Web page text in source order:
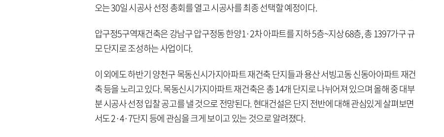
오는 30일 시공사 선정 총회를 열고 시공사를 최종 선택할 예정이다.
압구정5구역재건축은 강남구 압구정동 한양1·2차 아파트를 지하 5층~지상 68층, 총 1397가구 규
모 단지로 조성하는 사업이다.
이 외에도 하반기 양천구 목동신시가지아파트 재건축 단지들과 용산 서빙고동 신동아아파트 재건
축 등을 노리고 있다. 목동신시가지아파트 재건축은 총 14개 단지로 나뉘어져 있으며 올해 중 대부
분 시공사 선정 입찰 공고를 낼 것으로 전망된다. 현대건설은 단지 전반에 대해 관심있게 살펴보면
서도 2·4·7단지 등에 관심을 크게 보이고 있는 것으로 알려졌다.